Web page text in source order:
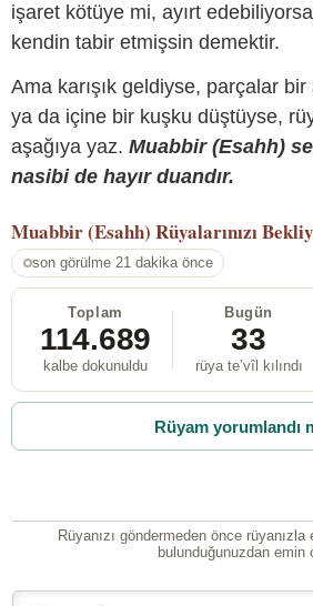
işaret kötüye mi, ayırt
kendin tabir etmişsin demektir.
Ama karışık geldiyse, parçalar
ya da içine bir kuşku düştüyse,
aşağıya yaz. Muabbir (Esahh)
nasibi de hayır duandır.
Muabbir (Esahh) Rüyalarınızı
son görülme 21 dakika önce
Toplam
114.689
kalbe dokunuldu
Bugün
33
rüya te’vîl kılındı
Rüyam yorumlandı
Rüyanızı göndermeden önce
bulunduğunuzdan emin